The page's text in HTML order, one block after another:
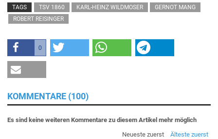
TAGS TSV 1860 KARL-HEINZ WILDMOSER
GERNOT MANG
ROBERT REISINGER
0
KOMMENTARE (100)
Es sind keine weiteren Kommentare zu diesem Artikel mehr möglich
Neueste zuerst
Älteste zuerst